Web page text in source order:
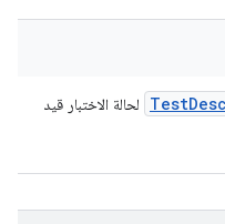
Test
لحالة الاختبار قيد